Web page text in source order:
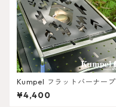
Kumpel フラットバーナープ
レート ネイティブ
¥4,400